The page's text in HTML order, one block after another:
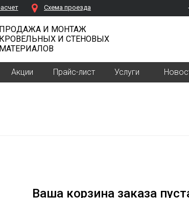
Cхема проезда
ПРОДАЖА И МОНТАЖ
КРОВЕЛЬНЫХ И СТЕНОВЫХ
МАТЕРИАЛОВ
Акции Прайс-лист Услуги
Ваша корзина заказа